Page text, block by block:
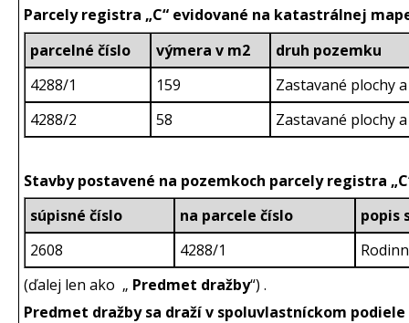
Parcely registra „C“ evidované na katastrálnej
parcelné číslo
výmera v m2
druh pozemku
4288/1
159
Zastavané plochy
4288/2
58 Zastavané plochy
Stavby postavené na pozemkoch parcely registra
súpisné číslo
na parcele číslo
popis
2608
4288/1
(ďalej len ako „ Predmet dražby“) .
Predmet dražby sa draží v spoluvlastníckom podiele